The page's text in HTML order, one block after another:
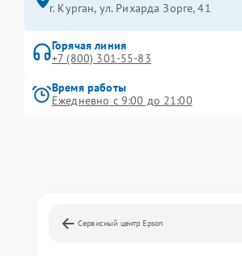
г. Курган, ул. Рихарда Зорге, 41
Горячая линия
+7 (800) 301-55-83
Время работы
Ежедневно с 9:00 до 21:00
Сервисный центр Epson